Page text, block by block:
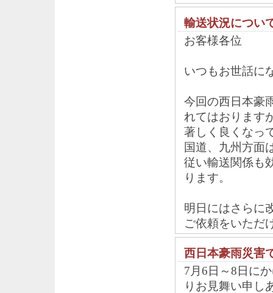
輸送状況につい
お客様各位
いつもお世話に
今回の西日本豪
れてはおります
著しく良くなっ
国道、九州方面
従い輸送関係も
ります。
明日にはさらに
ご依頼をいただ
西日本豪雨災害
7月6日～8日に
りお見舞い申し